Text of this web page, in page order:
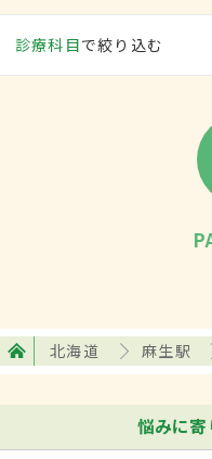
診療科目で絞り込む
北海道 麻生駅
悩みに